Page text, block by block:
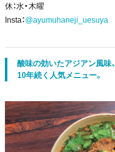
休：水・木曜
Insta：@ayumuhaneji_uesuya
酸味の効いたアジアン風味、
10年続く人気メニュー。